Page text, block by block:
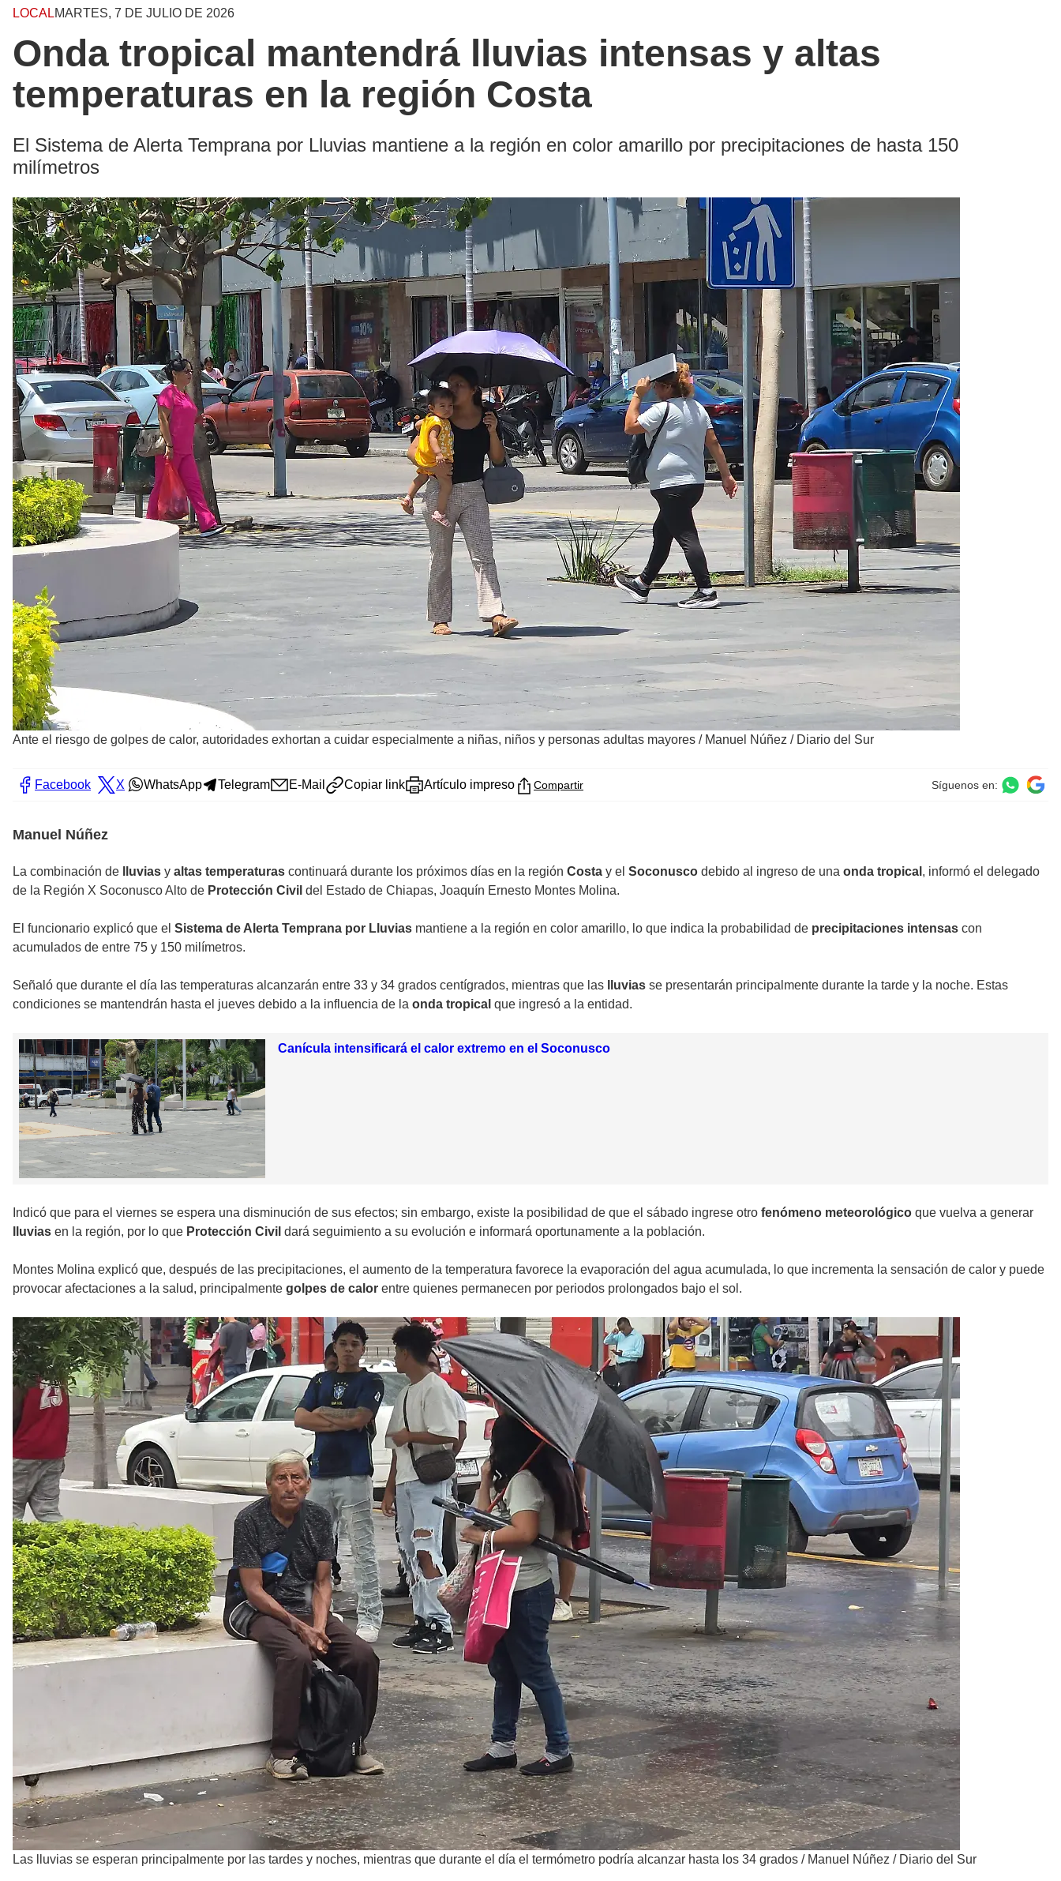
LOCALMARTES, 7 DE JULIO DE 2026
Onda tropical mantendrá lluvias intensas y altas
temperaturas en la región Costa
El Sistema de Alerta Temprana por Lluvias mantiene a la región en color amarillo por precipitaciones de hasta 150
milímetros
Ante el riesgo de golpes de calor, autoridades exhortan a cuidar especialmente a niñas, niños y personas adultas mayores / Manuel Núñez / Diario del Sur
Facebook X WhatsApp Telegram E-Mail Copiar link Artículo impreso Compartir Síguenos en:
Manuel Núñez
La combinación de lluvias y altas temperaturas continuará durante los próximos días en la región Costa y el Soconusco debido al ingreso de una onda tropical , informó el delegado
de la Región X Soconusco Alto de Protección Civil del Estado de Chiapas, Joaquín Ernesto Montes Molina.
El funcionario explicó que el Sistema de Alerta Temprana por Lluvias mantiene a la región en color amarillo, lo que indica la probabilidad de precipitaciones intensas con
acumulados de entre 75 y 150 milímetros.
Señaló que durante el día las temperaturas alcanzarán entre 33 y 34 grados centígrados, mientras que las lluvias se presentarán principalmente durante la tarde y la noche. Estas
condiciones se mantendrán hasta el jueves debido a la influencia de la onda tropical que ingresó a la entidad.
Canícula intensificará el calor extremo en el Soconusco
Indicó que para el viernes se espera una disminución de sus efectos; sin embargo, existe la posibilidad de que el sábado ingrese otro fenómeno meteorológico que vuelva a generar
lluvias en la región, por lo que Protección Civil dará seguimiento a su evolución e informará oportunamente a la población.
Montes Molina explicó que, después de las precipitaciones, el aumento de la temperatura favorece la evaporación del agua acumulada, lo que incrementa la sensación de calor y puede
provocar afectaciones a la salud, principalmente golpes de calor entre quienes permanecen por periodos prolongados bajo el sol.
Las lluvias se esperan principalmente por las tardes y noches, mientras que durante el día el termómetro podría alcanzar hasta los 34 grados / Manuel Núñez / Diario del Sur